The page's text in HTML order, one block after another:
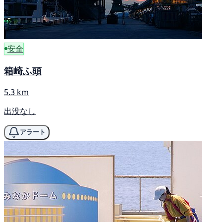
安全
箱崎ふ頭
5.3 km
出没なし
アラート